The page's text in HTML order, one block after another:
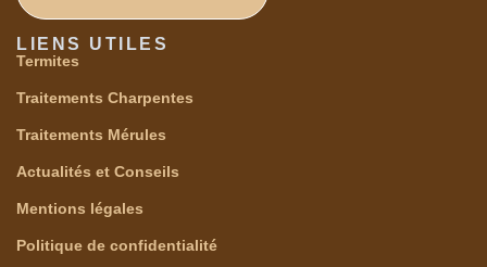
LIENS UTILES
Termites
Traitements Charpentes
Traitements Mérules
Actualités et Conseils
Mentions légales
Politique de confidentialité